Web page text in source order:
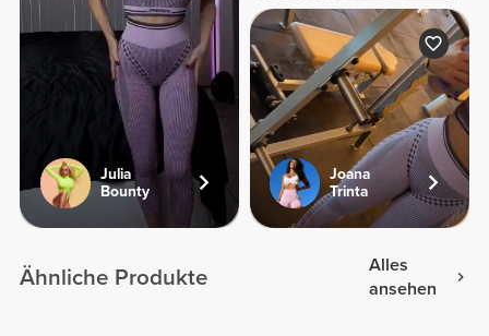
Julia
Bounty
Joana
Trinta
Ähnliche Produkte
Alles
ansehen